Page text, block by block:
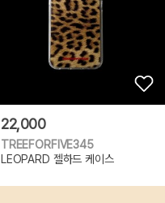
22,000
TREEFORFIVE345
LEOPARD 젤하드 케이스